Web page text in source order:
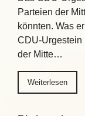
Parteien der
könnten. Was
CDU-Urgestein
der Mitte…
Weiterlesen